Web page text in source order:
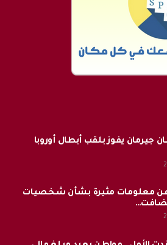
جيرمان يفوز بلقب أبطال أوروبا
معلومات مثيرة بشأن شخصيات